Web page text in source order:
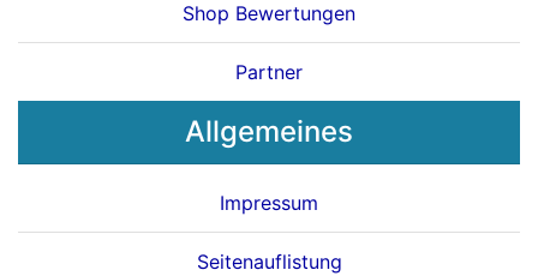
Shop Bewertungen
Partner
Allgemeines
Impressum
Seitenauflistung